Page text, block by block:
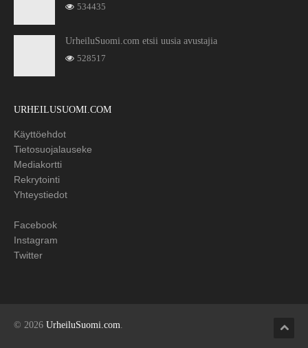
534435
UrheiluSuomi.com etsii uusia avustajia
528517
URHEILUSUOMI.COM
Käyttöehdot
Tietosuojalauseke
Mediakortti
Rekrytointi
Yhteystiedot
Facebook
Instagram
Twitter
© 2026 UrheiluSuomi.com.